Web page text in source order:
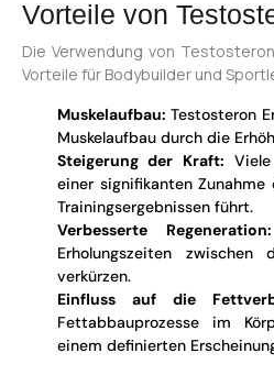
Vorteile von
Die Verwendung von
Vorteile für Bodybuilder und
Muskelaufbau: Testosteron
Muskelaufbau durch die
Steigerung der Kraft:
einer signifikanten
Trainingsergebnissen führt.
Verbesserte Regeneration:
Erholungszeiten zwischen
verkürzen.
Einfluss auf die
Fettabbauprozesse im
einem definierten